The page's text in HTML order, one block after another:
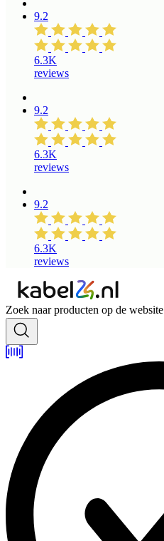
9.2
6.3K
reviews
9.2
6.3K
reviews
9.2
6.3K
reviews
Zoek naar producten op de website